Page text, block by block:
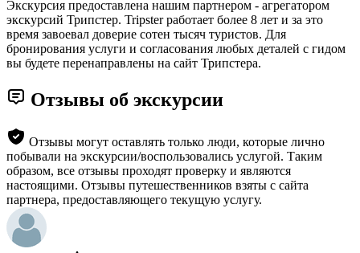
Экскурсия предоставлена нашим партнером - агрегатором
экскурсий Трипстер. Tripster работает более 8 лет и за это
время завоевал доверие сотен тысяч туристов. Для
бронирования услуги и согласования любых деталей с гидом
вы будете перенаправлены на сайт Трипстера.
Отзывы об экскурсии
Отзывы могут оставлять только люди, которые лично
побывали на экскурсии/воспользовались услугой. Таким
образом, все отзывы проходят проверку и являются
настоящими. Отзывы путешественников взяты с сайта
партнера, предоставляющего текущую услугу.